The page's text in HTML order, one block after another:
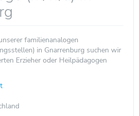
familienanalogen
in Gnarrenburg suchen wir
Erzieher oder Heilpädagogen